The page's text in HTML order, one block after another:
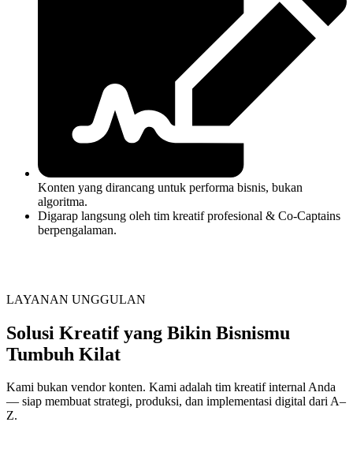
Konten yang dirancang untuk performa bisnis, bukan
algoritma.
Digarap langsung oleh tim kreatif profesional & Co-Captains
berpengalaman.
LAYANAN UNGGULAN
Solusi Kreatif yang Bikin Bisnismu
Tumbuh Kilat
Kami bukan vendor konten. Kami adalah tim kreatif internal Anda
— siap membuat strategi, produksi, dan implementasi digital dari A–
Z.